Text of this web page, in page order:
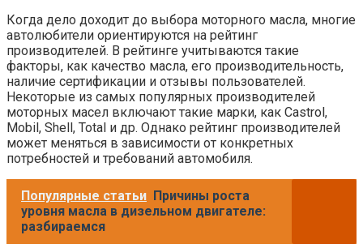
Когда дело доходит до выбора моторного масла, многие
автолюбители ориентируются на рейтинг
производителей. В рейтинге учитываются такие
факторы, как качество масла, его производительность,
наличие сертификации и отзывы пользователей.
Некоторые из самых популярных производителей
моторных масел включают такие марки, как Castrol,
Mobil, Shell, Total и др. Однако рейтинг производителей
может меняться в зависимости от конкретных
потребностей и требований автомобиля.
Популярные статьи Причины роста
уровня масла в дизельном двигателе:
разбираемся